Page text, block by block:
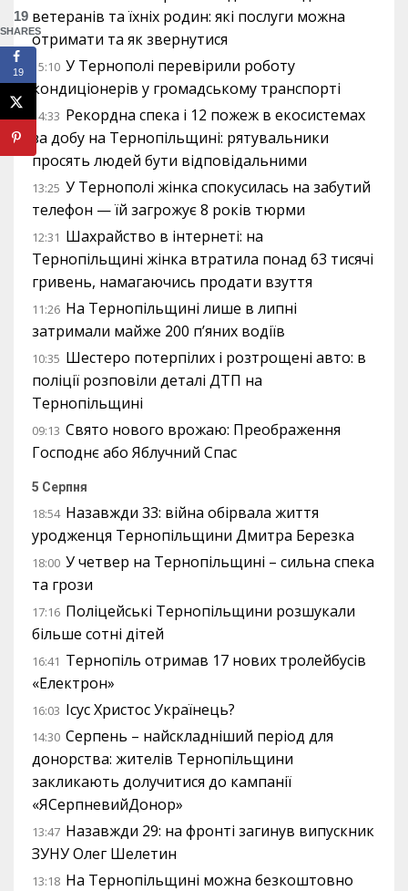
ветеранів та їхніх родин: які послуги можна
отримати та як звернутися
15:10 У Тернополі перевірили роботу
кондиціонерів у громадському транспорті
14:33 Рекордна спека і 12 пожеж в екосистемах
за добу на Тернопільщині: рятувальники
просять людей бути відповідальними
13:25 У Тернополі жінка спокусилась на забутий
телефон — їй загрожує 8 років тюрми
12:31 Шахрайство в інтернеті: на
Тернопільщині жінка втратила понад 63 тисячі
гривень, намагаючись продати взуття
11:26 На Тернопільщині лише в липні
затримали майже 200 п’яних водіїв
10:35 Шестеро потерпілих і розтрощені авто: в
поліції розповіли деталі ДТП на
Тернопільщині
09:13 Свято нового врожаю: Преображення
Господнє або Яблучний Спас
5 Серпня
18:54 Назавжди 33: війна обірвала життя
уродженця Тернопільщини Дмитра Березка
18:00 У четвер на Тернопільщині – сильна спека
та грози
17:16 Поліцейські Тернопільщини розшукали
більше сотні дітей
16:41 Тернопіль отримав 17 нових тролейбусів
«Електрон»
16:03 Ісус Христос Українець?
14:30 Серпень – найскладніший період для
донорства: жителів Тернопільщини
закликають долучитися до кампанії
«ЯСерпневийДонор»
13:47 Назавжди 29: на фронті загинув випускник
ЗУНУ Олег Шелетин
13:18 На Тернопільщині можна безкоштовно
19
SHARES
19